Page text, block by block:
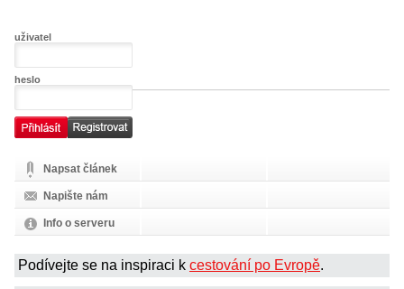
uživatel
heslo
Napsat článek
Napište nám
Info o serveru
Podívejte se na inspiraci k cestování po Evropě.